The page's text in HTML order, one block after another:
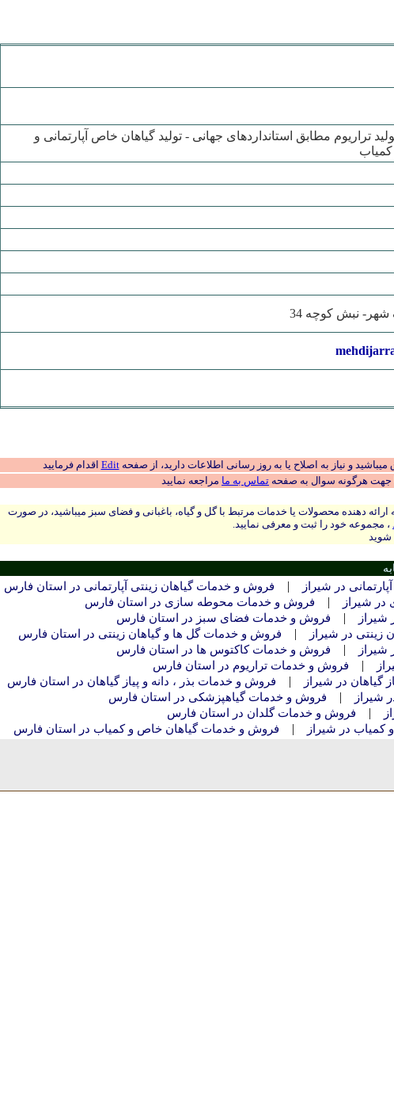
تراریوم مطابق استانداردهای جهانی - تولید گیاهان خاص آپارتمانی و
و نیاز به اصلاح یا به روز رسانی اطلاعات دارید، از صفحهEdit اقدام فرمایید
جهت هرگونه سوال به صفحه تماس به ما مراجعه نمایید
دهنده محصولات یا خدمات مرتبط با گل و گیاه، باغبانی و فضای سبز میباشید، در صورت
، مجموعه خود را ثبت و معرفی نمایید.
شوید
در شیراز | فروش و خدمات گیاهان زینتی آپارتمانی در استان فارس
شیراز
| فروش و خدمات محوطه سازی در استان فارس
| فروش و خدمات فضای سبز در استان فارس
در شیراز
| فروش و خدمات گل ها و گیاهان زینتی در استان فارس
| فروش و خدمات کاکتوس ها در استان فارس
| فروش و خدمات تراریوم در استان فارس
گیاهان در شیراز
| فروش و خدمات بذر ، دانه و پیاز گیاهان در استان فارس
شیراز
| فروش و خدمات گیاهپزشکی در استان فارس
| فروش و خدمات گلدان در استان فارس
در شیراز
| فروش و خدمات گیاهان خاص و کمیاب در استان فارس